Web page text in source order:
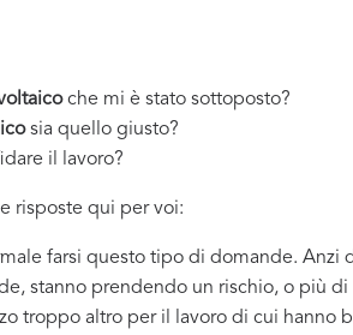
che mi è stato sottoposto?
sia quello giusto?
il lavoro?
risposte qui per voi:
farsi questo tipo di domande. Anzi
stanno prendendo un rischio, o più
troppo altro per il lavoro di cui hanno